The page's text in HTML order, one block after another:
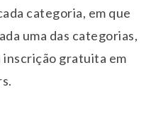
categoria, em que
uma das categorias,
gratuita em